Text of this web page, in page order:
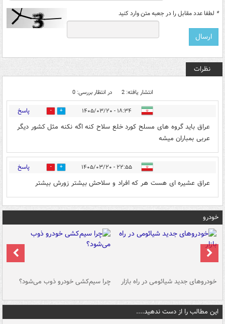
* لطفا عدد مقابل را در جعبه متن وارد کنید
نظرات
انتشار یافته: 2 در انتظار بررسی: 0
۱۸:۳۴ - ۱۴۰۵/۰۳/۲۰ 0 پاسخ
عراق باید گروه های مسلح کورد خلع سلاح کنه اگه نکنه مثل کشور دیگر
عربی بمباران میشه
۲۲:۵۵ - ۱۴۰۵/۰۳/۲۰ 0 پاسخ
عراق عشیره ای هست هر که افراد و سلاحش بیشتر زورش بیشتر
خودرو
خودروهای جدید شیائومی در راه بازار چرا سیم‌کشی خودرو ذوب می‌شود؟
این مطالب را از دست ندهید....